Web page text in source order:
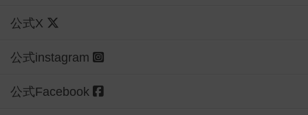
公式X
公式instagram
公式Facebook